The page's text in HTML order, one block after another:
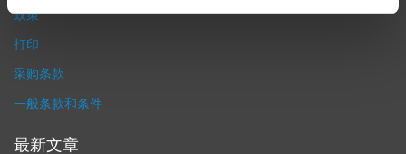
政策
打印
采购条款
一般条款和条件
最新文章